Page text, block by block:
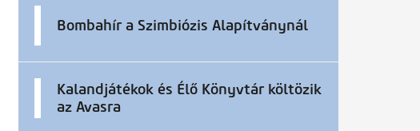
Bombahír a Szimbiózis Alapítványnál
Kalandjátékok és Élő Könyvtár költözik
az Avasra